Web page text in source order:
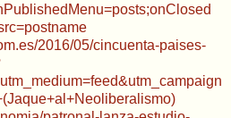
2016/05/cincuenta-paises-